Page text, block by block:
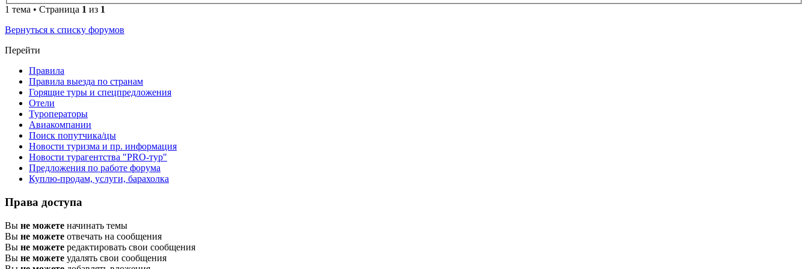
1 тема • Страница 1 из 1
Вернуться к списку форумов
Перейти
Правила
Правила выезда по странам
Горящие туры и спецпредложения
Отели
Туроператоры
Авиакомпании
Поиск попутчика/цы
Новости туризма и пр. информация
Новости турагентства "PRO-тур"
Предложения по работе форума
Куплю-продам, услуги, барахолка
Права доступа
Вы не можете начинать темы
Вы не можете отвечать на сообщения
Вы не можете редактировать свои сообщения
Вы не можете удалять свои сообщения